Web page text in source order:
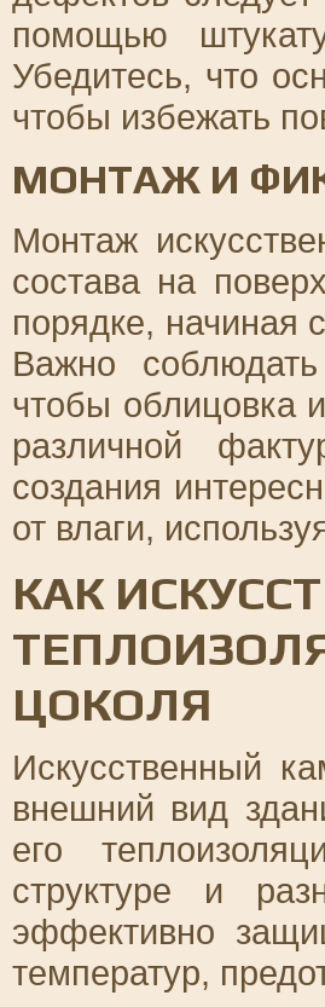
помощью
Убедитесь, что
чтобы избежать
МОНТАЖ И
Монтаж
состава на
порядке, начиная
Важно
чтобы облицовка
различной
создания
от влаги,
КАК
ЦОКОЛЯ
Искусственный
внешний вид
его
структуре и
эффективно
температур,